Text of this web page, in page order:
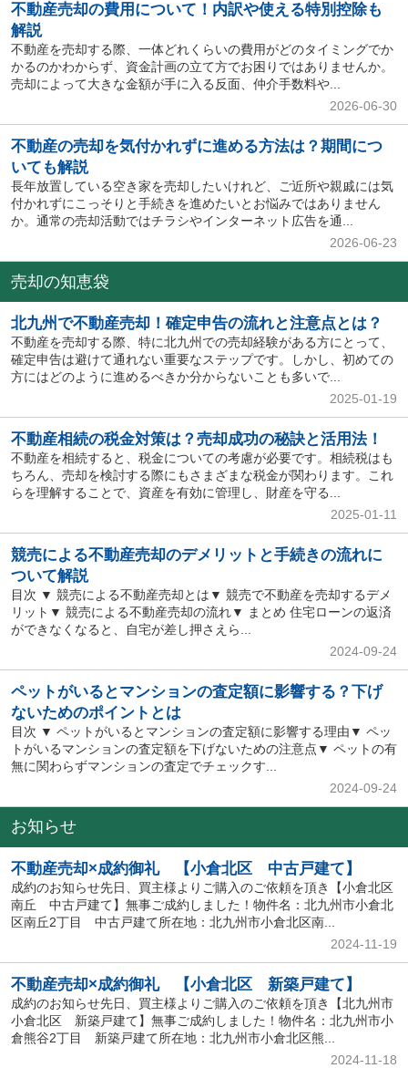
不動産売却の費用について！内訳や使える特別控除も
解説
不動産を売却する際、一体どれくらいの費用がどのタイミングでか
かるのかわからず、資金計画の立て方でお困りではありませんか。
売却によって大きな金額が手に入る反面、仲介手数料や...
2026-06-30
不動産の売却を気付かれずに進める方法は？期間につ
いても解説
長年放置している空き家を売却したいけれど、ご近所や親戚には気
付かれずにこっそりと手続きを進めたいとお悩みではありません
か。通常の売却活動ではチラシやインターネット広告を通...
2026-06-23
売却の知恵袋
北九州で不動産売却！確定申告の流れと注意点とは？
不動産を売却する際、特に北九州での売却経験がある方にとって、
確定申告は避けて通れない重要なステップです。しかし、初めての
方にはどのように進めるべきか分からないことも多いで...
2025-01-19
不動産相続の税金対策は？売却成功の秘訣と活用法！
不動産を相続すると、税金についての考慮が必要です。相続税はも
ちろん、売却を検討する際にもさまざまな税金が関わります。これ
らを理解することで、資産を有効に管理し、財産を守る...
2025-01-11
競売による不動産売却のデメリットと手続きの流れに
ついて解説
目次 ▼ 競売による不動産売却とは▼ 競売で不動産を売却するデメ
リット▼ 競売による不動産売却の流れ▼ まとめ 住宅ローンの返済
ができなくなると、自宅が差し押さえら...
2024-09-24
ペットがいるとマンションの査定額に影響する？下げ
ないためのポイントとは
目次 ▼ ペットがいるとマンションの査定額に影響する理由▼ ペッ
トがいるマンションの査定額を下げないための注意点▼ ペットの有
無に関わらずマンションの査定でチェックす...
2024-09-24
お知らせ
不動産売却×成約御礼 【小倉北区 中古戸建て】
成約のお知らせ先日、買主様よりご購入のご依頼を頂き【小倉北区
南丘 中古戸建て】無事ご成約しました！物件名：北九州市小倉北
区南丘2丁目 中古戸建て所在地：北九州市小倉北区南...
2024-11-19
不動産売却×成約御礼 【小倉北区 新築戸建て】
成約のお知らせ先日、買主様よりご購入のご依頼を頂き【北九州市
小倉北区 新築戸建て】無事ご成約しました！物件名：北九州市小
倉熊谷2丁目 新築戸建て所在地：北九州市小倉北区熊...
2024-11-18